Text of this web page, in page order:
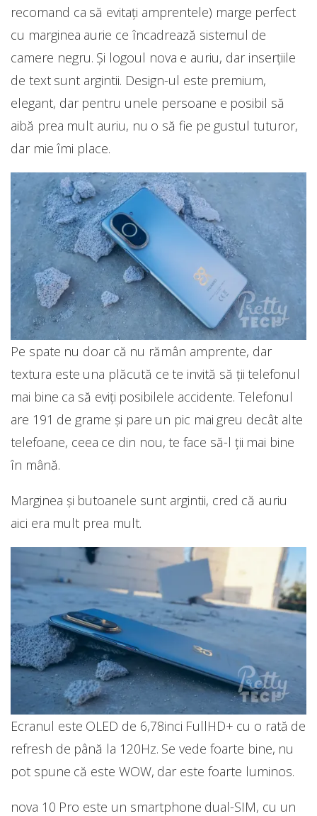
recomand ca să evitați amprentele) marge perfect
cu marginea aurie ce încadrează sistemul de
camere negru. Și logoul nova e auriu, dar inserțiile
de text sunt argintii. Design-ul este premium,
elegant, dar pentru unele persoane e posibil să
aibă prea mult auriu, nu o să fie pe gustul tuturor,
dar mie îmi place.
Pe spate nu doar că nu rămân amprente, dar
textura este una plăcută ce te invită să ții telefonul
mai bine ca să eviți posibilele accidente. Telefonul
are 191 de grame și pare un pic mai greu decât alte
telefoane, ceea ce din nou, te face să-l ții mai bine
în mână.
Marginea și butoanele sunt argintii, cred că auriu
aici era mult prea mult.
Ecranul este OLED de 6,78inci FullHD+ cu o rată de
refresh de până la 120Hz. Se vede foarte bine, nu
pot spune că este WOW, dar este foarte luminos.
nova 10 Pro este un smartphone dual-SIM, cu un